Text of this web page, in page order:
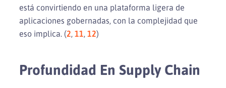
está convirtiendo en una plataforma ligera de
aplicaciones gobernadas, con la complejidad que
eso implica. (2, 11, 12)
Profundidad En Supply Chain